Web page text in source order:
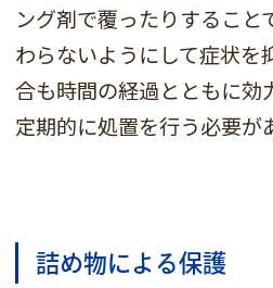
ング剤で覆ったりすること
わらないようにして症状を
合も時間の経過とともに効
定期的に処置を行う必要が
詰め物による保護